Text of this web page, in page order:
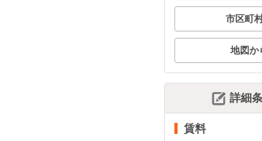
市区町
地図か
詳細
賃料